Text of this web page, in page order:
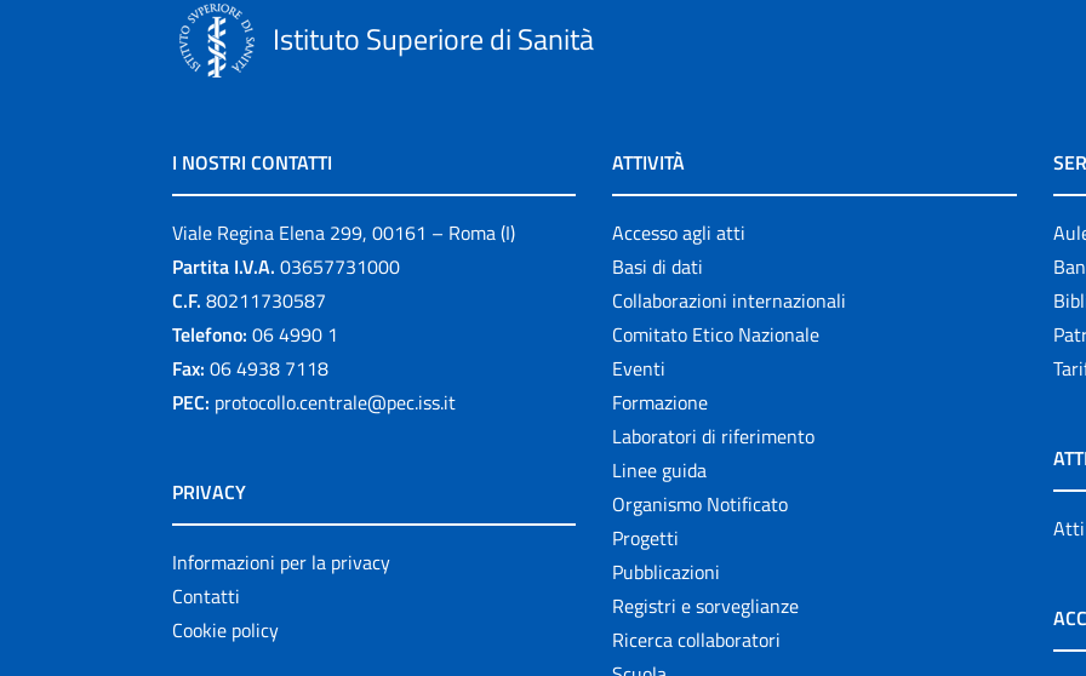
Istituto Superiore di Sanità
I NOSTRI CONTATTI
Viale Regina Elena 299, 00161 – Roma (I)
Partita I.V.A. 03657731000
C.F. 80211730587
Telefono: 06 4990 1
Fax: 06 4938 7118
PEC: protocollo.centrale@pec.iss.it
PRIVACY
Informazioni per la privacy
Contatti
Cookie policy
ATTIVITÀ
Accesso agli atti
Basi di dati
Collaborazioni internazionali
Comitato Etico Nazionale
Eventi
Formazione
Laboratori di riferimento
Linee guida
Organismo Notificato
Progetti
Pubblicazioni
Registri e sorveglianze
Ricerca collaboratori
Atti